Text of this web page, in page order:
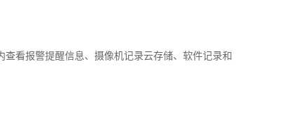
查看报警提醒信息、摄像机记录云存储、软件记录和